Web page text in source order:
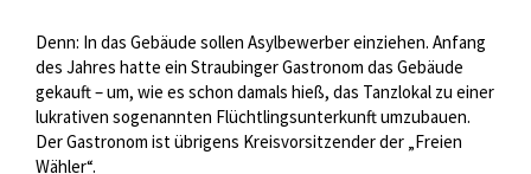
Denn: In das Gebäude sollen Asylbewerber einziehen. Anfang
des Jahres hatte ein Straubinger Gastronom das Gebäude
gekauft – um, wie es schon damals hieß, das Tanzlokal zu einer
lukrativen sogenannten Flüchtlingsunterkunft umzubauen.
Der Gastronom ist übrigens Kreisvorsitzender der „Freien
Wähler“.